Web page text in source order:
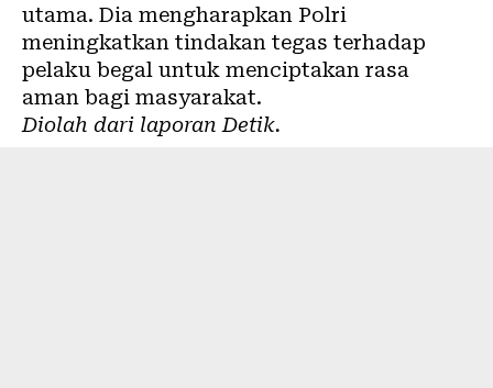
utama. Dia mengharapkan Polri
meningkatkan tindakan tegas terhadap
pelaku begal untuk menciptakan rasa
aman bagi masyarakat.
Diolah dari laporan Detik.